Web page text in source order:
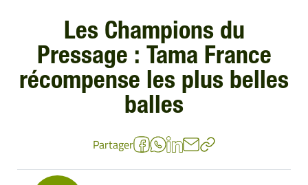
Les Champions du
Pressage : Tama France
récompense les plus belles
balles
Partager